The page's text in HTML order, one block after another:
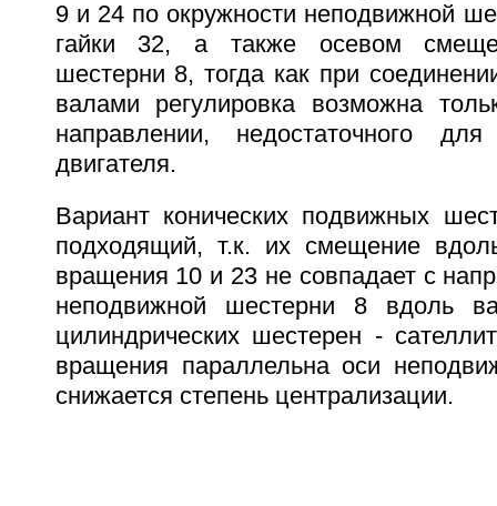
9 и 24 по окружности неподвижной
гайки 32, а также осевом
шестерни 8, тогда как при
валами регулировка возможна
направлении, недостаточного для
двигателя.
Вариант конических подвижных
подходящий, т.к. их смещение
вращения 10 и 23 не совпадает с
неподвижной шестерни 8 вдоль
цилиндрических шестерен -
вращения параллельна оси
снижается степень централизации.